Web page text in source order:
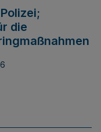
die